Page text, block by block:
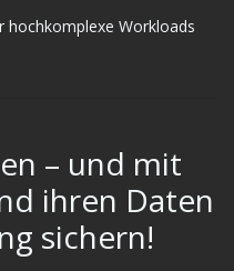
hochkomplexe Workloads
– und mit
ihren Daten
sichern!